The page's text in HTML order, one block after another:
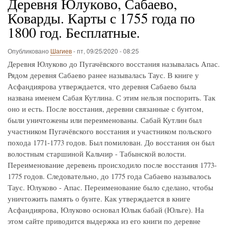
Коварды. Карты с 1755 года по
1800 год. Бесплатные.
Опубликовано Шагиев-пт, 09/25/2020 - 08:25
Деревня Юлуково до Пугачёвского восстания называлась Апас.
Рядом деревня Сабаево ранее называлась Таус. В книге у
Асфандиярова утверждается, что деревня Сабаево была
названа именем Сабая Кутлина. С этим нельзя поспорить. Так
оно и есть. После восстания, деревни связанные с бунтом,
были уничтожены или переименованы. Сабай Кутлин был
участником Пугачёвского восстания и участником польского
похода 1771-1773 годов. Был помилован. До восстания он был
волостным старшиной Кальчир - Табынской волости.
Переименование деревень происходило после восстания 1773-
1775 годов. Следовательно, до 1775 года Сабаево называлось
Таус. Юлуково - Апас. Переименование было сделано, чтобы
уничтожить память о бунте. Как утверждается в книге
Асфандиярова, Юлуково основал Юлык бабай (Юльге). На
этом сайте приводится выдержка из его книги по деревне